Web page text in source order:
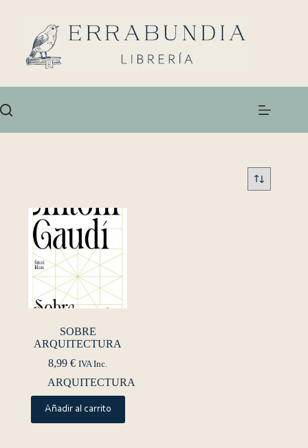
SOBRE
ARQUITECTURA
8,99€ IVA Inc.
ARQUITECTURA
Añadir al carrito